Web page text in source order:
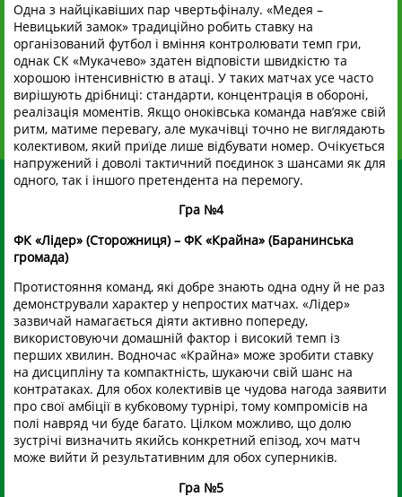
Одна з найцікавіших пар чвертьфіналу. «Медея –
Невицький замок» традиційно робить ставку на
організований футбол і вміння контролювати темп гри,
однак СК «Мукачево» здатен відповісти швидкістю та
хорошою інтенсивністю в атаці. У таких матчах усе часто
вирішують дрібниці: стандарти, концентрація в обороні,
реалізація моментів. Якщо оноківська команда нав’яже свій
ритм, матиме перевагу, але мукачівці точно не виглядають
колективом, який приїде лише відбувати номер. Очікується
напружений і доволі тактичний поєдинок з шансами як для
одного, так і іншого претендента на перемогу.
Гра №4
ФК «Лідер» (Сторожниця) – ФК «Крайна» (Баранинська
громада)
Протистояння команд, які добре знають одна одну й не раз
демонстрували характер у непростих матчах. «Лідер»
зазвичай намагається діяти активно попереду,
використовуючи домашній фактор і високий темп із
перших хвилин. Водночас «Крайна» може зробити ставку
на дисципліну та компактність, шукаючи свій шанс на
контратаках. Для обох колективів це чудова нагода заявити
про свої амбіції в кубковому турнірі, тому компромісів на
полі навряд чи буде багато. Цілком можливо, що долю
зустрічі визначить якийсь конкретний епізод, хоч матч
може вийти й результативним для обох суперників.
Гра №5